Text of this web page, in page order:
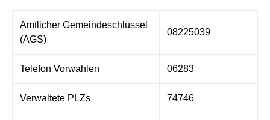
Amtlicher Gemeindeschlüssel
(AGS)
08225039
Telefon Vorwahlen 06283
Verwaltete PLZs 74746